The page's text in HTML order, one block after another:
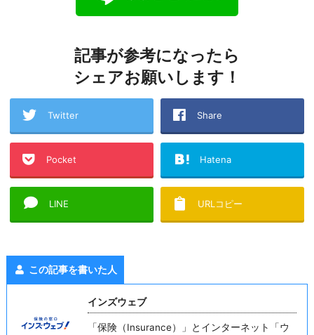
記事が参考になったら
シェアお願いします！
Twitter Share
Pocket Hatena
LINE URLコピー
この記事を書いた人
インズウェブ
「保険（Insurance）」とインターネット「ウ